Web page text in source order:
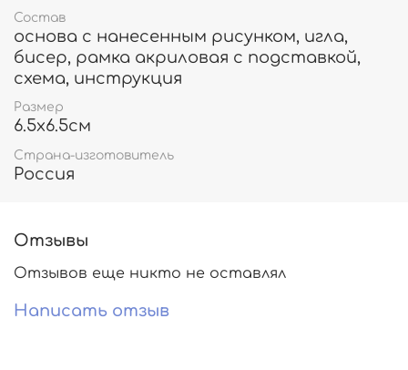
Состав
основа с нанесенным рисунком, игла,
бисер, рамка акриловая с подставкой,
схема, инструкция
Размер
6.5х6.5см
Страна-изготовитель
Россия
Отзывы
Отзывов еще никто не оставлял
Написать отзыв